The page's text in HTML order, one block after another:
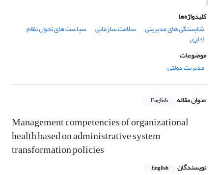
کلیدواژه‌ها
شایستگی های مدیریتی
سلامت سازمانی سیاست های تحول نظام
اداری
موضوعات
مدیریت دولتی
عنوان مقاله English
Management competencies of organizational
health based on administrative system
transformation policies
نویسندگان English